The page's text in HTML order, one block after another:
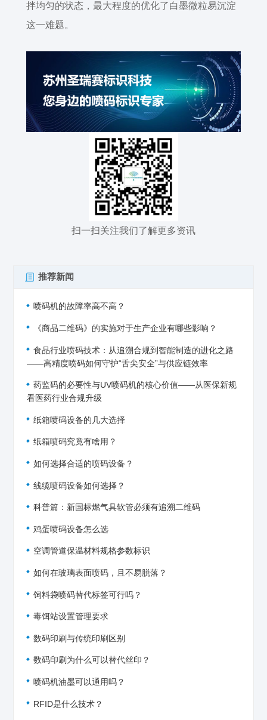
拌均匀的状态，最大程度的优化了白墨微粒易沉淀
这一难题。
扫一扫关注我们了解更多资讯
推荐新闻
喷码机的故障率高不高？
《商品二维码》的实施对于生产企业有哪些影响？
食品行业喷码技术：从追溯合规到智能制造的进化之路
——高精度喷码如何守护“舌尖安全”与供应链效率
药监码的必要性与UV喷码机的核心价值——从医保新规
看医药行业合规升级
纸箱喷码设备的几大选择
纸箱喷码究竟有啥用？
如何选择合适的喷码设备？
线缆喷码设备如何选择？
科普篇：新国标燃气具软管必须有追溯二维码
鸡蛋喷码设备怎么选
空调管道保温材料规格参数标识
如何在玻璃表面喷码，且不易脱落？
饲料袋喷码替代标签可行吗？
毒饵站设置管理要求
数码印刷与传统印刷区别
数码印刷为什么可以替代丝印？
喷码机油墨可以通用吗？
RFID是什么技术？